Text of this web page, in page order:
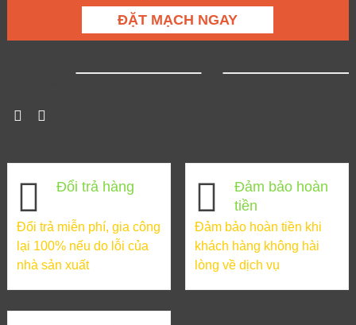
ĐẶT MẠCH NGAY
Đổi trả hàng
Đổi trả miễn phí, gia công
lại 100% nếu do lỗi của
nhà sản xuất
Đảm bảo hoàn
tiền
Đảm bảo hoàn tiền khi
khách hàng không hài
lòng về dịch vụ